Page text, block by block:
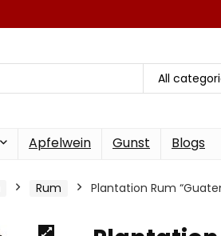
All
Apfelwein Gunst Blogs
Rum Plantation Rum